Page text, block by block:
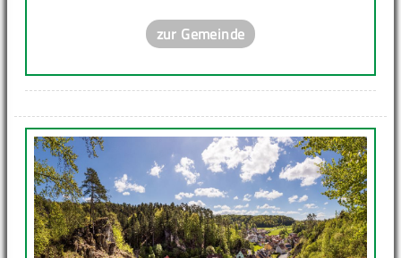
zur Gemeinde